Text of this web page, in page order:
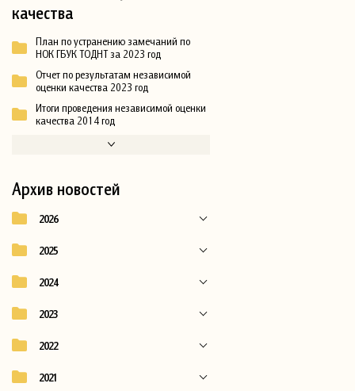
качества
План по устранению замечаний по
НОК ГБУК ТОДНТ за 2023 год
Отчет по результатам независимой
оценки качества 2023 год
Итоги проведения независимой оценки
качества 2014 год
Архив новостей
2026
2025
2024
2023
2022
2021